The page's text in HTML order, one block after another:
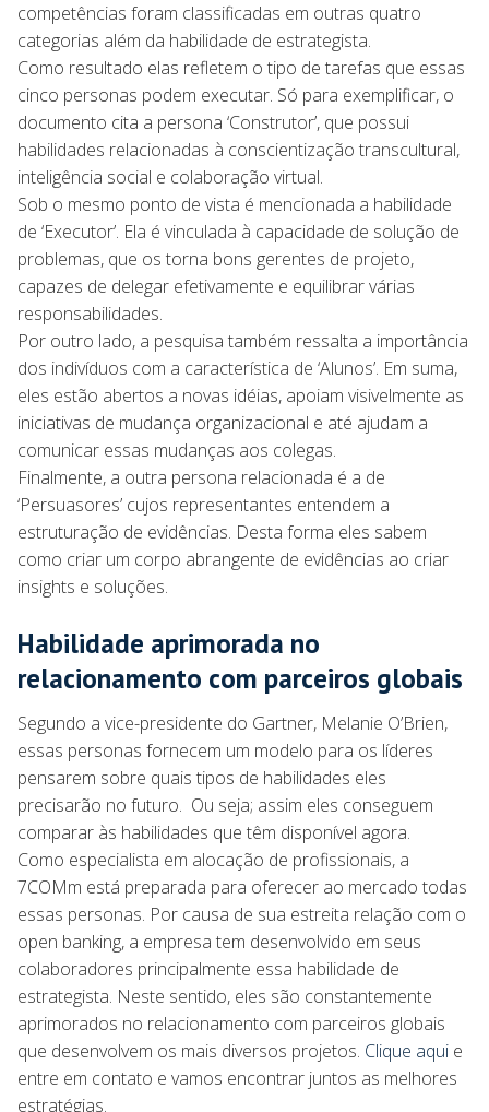
competências foram classificadas em outras quatro
categorias além da habilidade de estrategista.
Como resultado elas refletem o tipo de tarefas que essas
cinco personas podem executar. Só para exemplificar, o
documento cita a persona ‘Construtor’, que possui
habilidades relacionadas à conscientização transcultural,
inteligência social e colaboração virtual.
Sob o mesmo ponto de vista é mencionada a habilidade
de ‘Executor’. Ela é vinculada à capacidade de solução de
problemas, que os torna bons gerentes de projeto,
capazes de delegar efetivamente e equilibrar várias
responsabilidades.
Por outro lado, a pesquisa também ressalta a importância
dos indivíduos com a característica de ‘Alunos’. Em suma,
eles estão abertos a novas idéias, apoiam visivelmente as
iniciativas de mudança organizacional e até ajudam a
comunicar essas mudanças aos colegas.
Finalmente, a outra persona relacionada é a de
‘Persuasores’ cujos representantes entendem a
estruturação de evidências. Desta forma eles sabem
como criar um corpo abrangente de evidências ao criar
insights e soluções.
Habilidade aprimorada no
relacionamento com parceiros globais
Segundo a vice-presidente do Gartner, Melanie O’Brien,
essas personas fornecem um modelo para os líderes
pensarem sobre quais tipos de habilidades eles
precisarão no futuro. Ou seja; assim eles conseguem
comparar às habilidades que têm disponível agora.
Como especialista em alocação de profissionais, a
7COMm está preparada para oferecer ao mercado todas
essas personas. Por causa de sua estreita relação com o
open banking, a empresa tem desenvolvido em seus
colaboradores principalmente essa habilidade de
estrategista. Neste sentido, eles são constantemente
aprimorados no relacionamento com parceiros globais
que desenvolvem os mais diversos projetos. Clique aqui e
entre em contato e vamos encontrar juntos as melhores
estratégias.